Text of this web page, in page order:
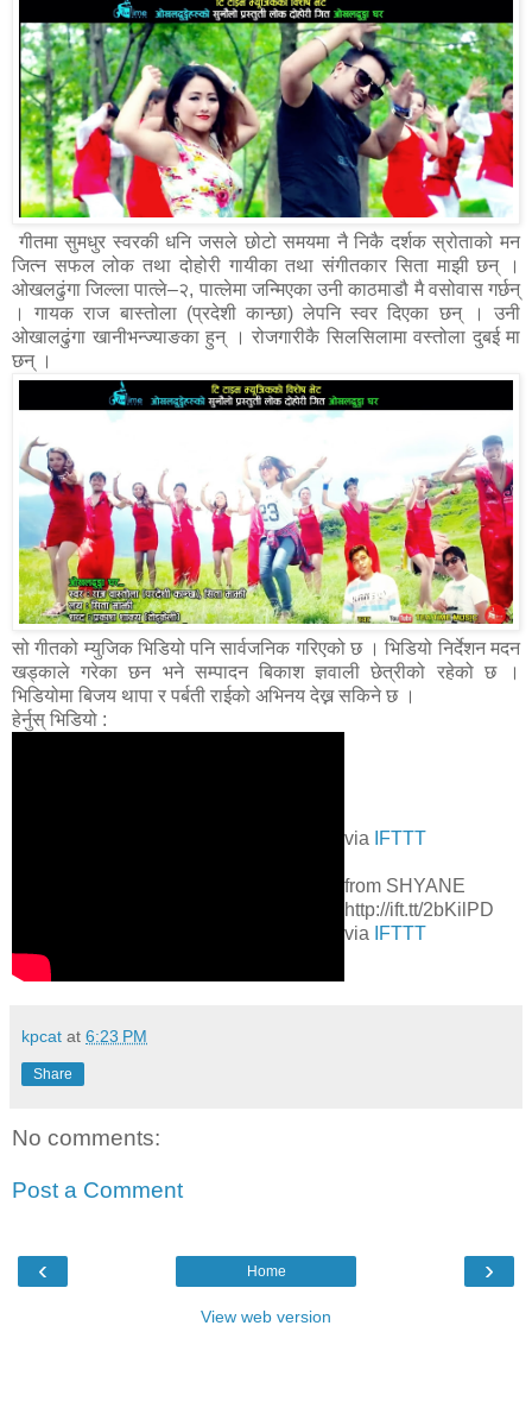
गीतमा सुमधुर स्वरकी धनि जसले छोटो समयमा नै निकै दर्शक स्रोताको मन
जित्न सफल लोक तथा दोहोरी गायीका तथा संगीतकार सिता माझी छन् ।
ओखलढुंगा जिल्ला पात्ले–२, पात्लेमा जन्मिएका उनी काठमाडौ मै वसोवास गर्छन्
। गायक राज बास्तोला (प्रदेशी कान्छा) लेपनि स्वर दिएका छन् । उनी
ओखालढुंगा खानीभन्ज्याङका हुन् । रोजगारीकै सिलसिलामा वस्तोला दुबई मा
छन् ।
सो गीतको म्युजिक भिडियो पनि सार्वजनिक गरिएको छ । भिडियो निर्देशन मदन
खड्काले गरेका छन भने सम्पादन बिकाश ज्ञवाली छेत्रीको रहेको छ ।
भिडियोमा बिजय थापा र पर्बती राईको अभिनय देख्न सकिने छ ।
हेर्नुस् भिडियो :
via IFTTT
from SHYANE
http://ift.tt/2bKilPD
via
IFTTT
kpcat at 6:23 PM
Share
No comments:
Post a Comment
‹ ›
Home
View web version